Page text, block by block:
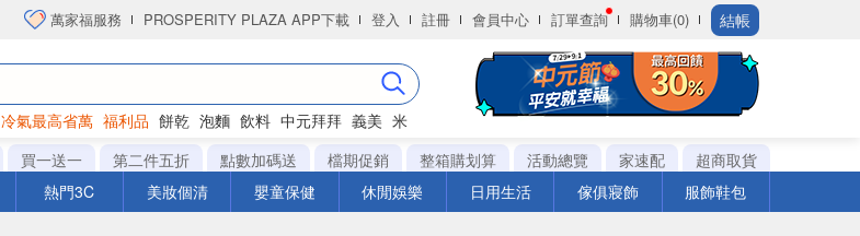
萬家福服務 PROSPERITY PLAZA APP下載 登入 註冊 會員中心 訂單查詢 購物車(0) 結帳
冷氣最高省萬 福利品 餅乾 泡麵 飲料 中元拜拜 義美 米
買一送一 第二件五折 點數加碼送 檔期促銷 整箱購划算 活動總覽 家速配
超商取貨
熱門3C 美妝個清 嬰童保健 休閒娛樂 日用生活 傢俱寢飾 服飾鞋包